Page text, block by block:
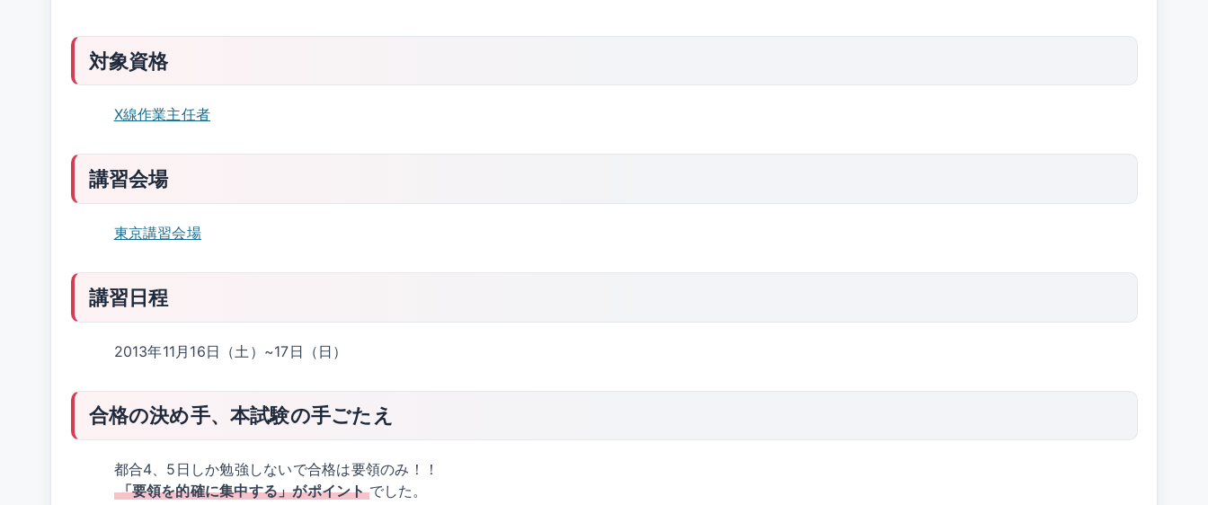
対象資格
X線作業主任者
講習会場
東京講習会場
講習日程
2013年11月16日（土）~17日（日）
合格の決め手、本試験の手ごたえ
都合4、5日しか勉強しないで合格は要領のみ！！
「要領を的確に集中する」がポイント でした。